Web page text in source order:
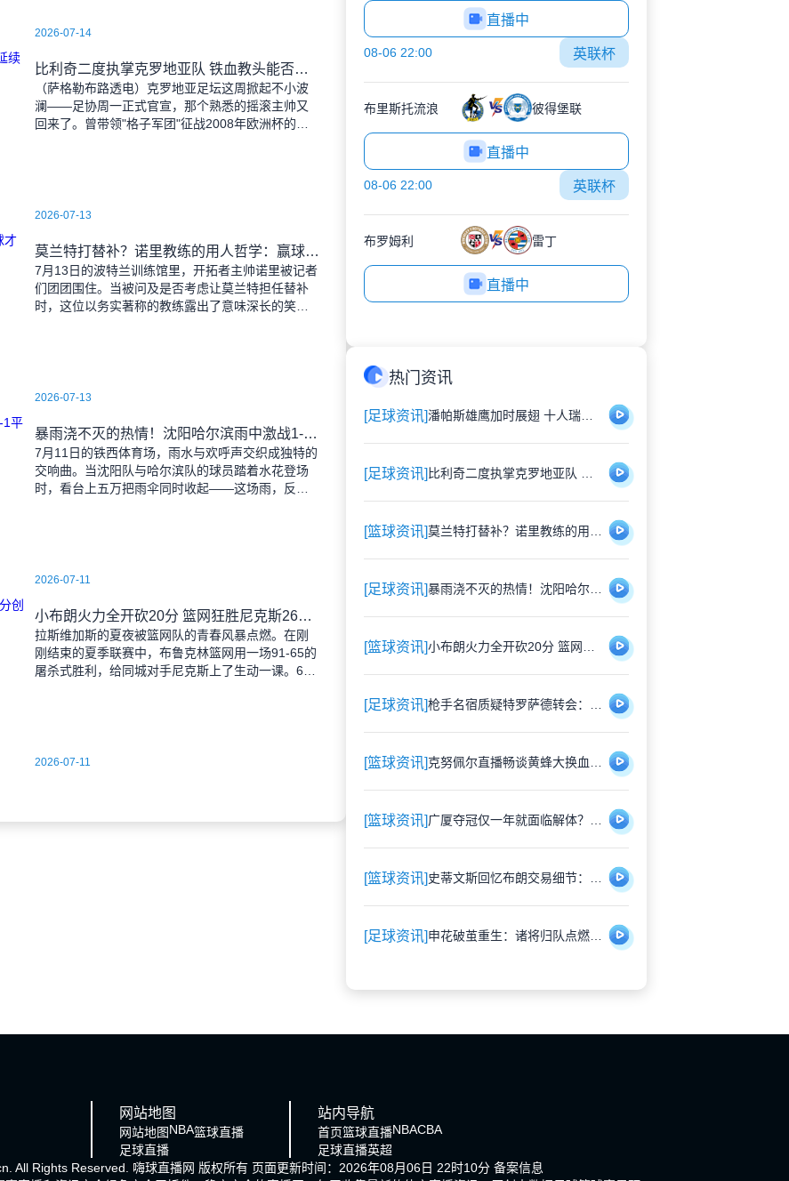
2026-07-14
比利奇二度执掌克罗地亚队 铁血教头能否延续格子军团辉煌？
（萨格勒布路透电）克罗地亚足坛这周掀起不小波
澜——足协周一正式官宣，那个熟悉的摇滚主帅又
回来了。曾带领"格子军团"征战2008年欧洲杯的比
2026-07-13
莫兰特打替补？诺里教练的用人哲学：赢球才是硬道理
7月13日的波特兰训练馆里，开拓者主帅诺里被记者
们团团围住。当被问及是否考虑让莫兰特担任替补
时，这位以务实著称的教练露出了意味深长的笑
2026-07-13
暴雨浇不灭的热情！沈阳哈尔滨雨中激战1-1平局
7月11日的铁西体育场，雨水与欢呼声交织成独特的
交响曲。当沈阳队与哈尔滨队的球员踏着水花登场
时，看台上五万把雨伞同时收起——这场雨，反倒
2026-07-11
小布朗火力全开砍20分 篮网狂胜尼克斯26分创夏联最大分差
拉斯维加斯的夏夜被篮网队的青春风暴点燃。在刚
刚结束的夏季联赛中，布鲁克林篮网用一场91-65的
屠杀式胜利，给同城对手尼克斯上了生动一课。6号
2026-07-11
直播中
08-06 22:00 英联杯
布里斯托流浪 彼得堡联
直播中
08-06 22:00 英联杯
布罗姆利 雷丁
直播中
热门资讯
[足球资讯]
[足球资讯]
[篮球资讯]
[足球资讯]
[篮球资讯]
[足球资讯]
[篮球资讯]
[篮球资讯]
[篮球资讯]
[足球资讯]
网站地图
网站地图NBA篮球直播
足球直播
站内导航
首页篮球直播NBACBA
足球直播英超
All Rights Reserved. 嗨球直播网 版权所有 页面更新时间：2026年08月06日 22时10分 备案信息